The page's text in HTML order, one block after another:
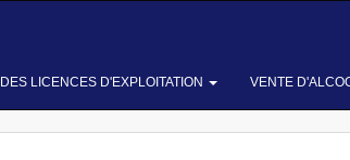
LICENCES D'EXPLOITATION VENTE